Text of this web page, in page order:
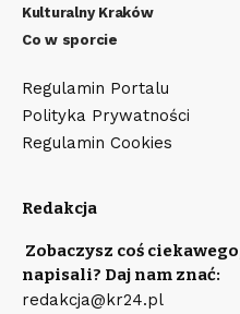
Kulturalny Kraków
Co w sporcie
Regulamin Portalu
Polityka Prywatności
Regulamin Cookies
Redakcja
Zobaczysz coś
napisali? Daj nam znać:
redakcja@kr24.pl